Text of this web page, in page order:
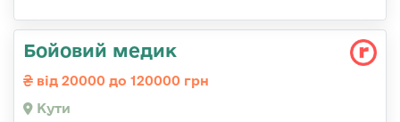
Бойовий медик
від 20000 до 120000 грн
Кути